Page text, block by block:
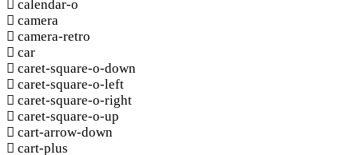
calendar-o
camera
camera-retro
car
caret-square-o-down
caret-square-o-left
caret-square-o-right
caret-square-o-up
cart-arrow-down
cart-plus